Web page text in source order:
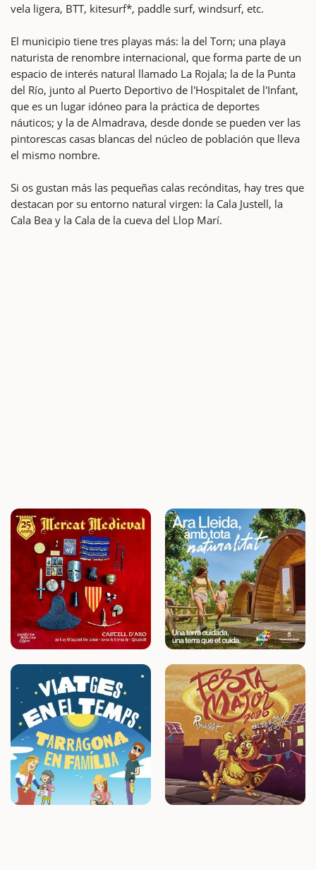
vela ligera, BTT, kitesurf*, paddle surf, windsurf, etc.
El municipio tiene tres playas más: la del Torn; una playa
naturista de renombre internacional, que forma parte de un
espacio de interés natural llamado La Rojala; la de la Punta
del Río, junto al Puerto Deportivo de l'Hospitalet de l'Infant,
que es un lugar idóneo para la práctica de deportes
náuticos; y la de Almadrava, desde donde se pueden ver las
pintorescas casas blancas del núcleo de población que lleva
el mismo nombre.
Si os gustan más las pequeñas calas recónditas, hay tres que
destacan por su entorno natural virgen: la Cala Justell, la
Cala Bea y la Cala de la cueva del Llop Marí.